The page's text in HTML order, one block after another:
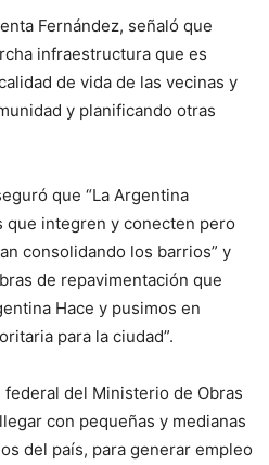
Fernández, señaló que
infraestructura que es
de vida de las vecinas y
y planificando otras
que “La Argentina
que integren y conecten pero
consolidando los barrios” y
de repavimentación que
Hace y pusimos en
para la ciudad”.
del Ministerio de Obras
con pequeñas y medianas
del país, para generar empleo